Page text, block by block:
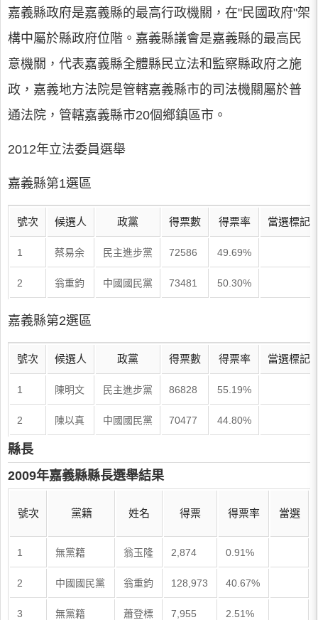
嘉義縣政府是嘉義縣的最高行政機關，在"民國政府"架
構中屬於縣政府位階。嘉義縣議會是嘉義縣的最高民
意機關，代表嘉義縣全體縣民立法和監察縣政府之施
政，嘉義地方法院是管轄嘉義縣市的司法機關屬於普
通法院，管轄嘉義縣市20個鄉鎮區市。
2012年立法委員選舉
嘉義縣第1選區
號次 候選人 政黨 得票數 得票率 當選標記
1 蔡易余 民主進步黨 72586 49.69%
2 翁重鈞 中國國民黨 73481 50.30%
嘉義縣第2選區
號次 候選人 政黨 得票數 得票率 當選標記
1 陳明文 民主進步黨 86828 55.19%
2 陳以真 中國國民黨 70477 44.80%
縣長
2009年嘉義縣縣長選舉結果
號次 黨籍 姓名 得票 得票率 當選
1 無黨籍 翁玉隆 2,874 0.91%
2 中國國民黨 翁重鈞 128,973 40.67%
3 無黨籍 蕭登標 7,955 2.51%